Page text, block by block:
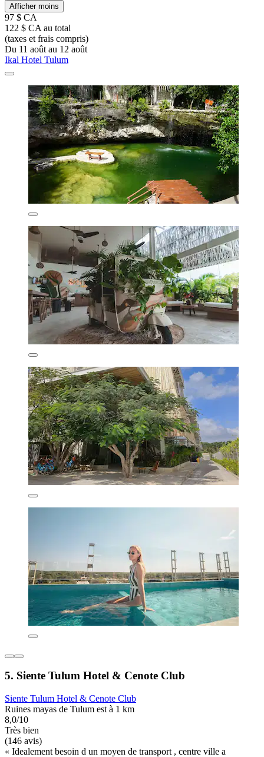
Afficher moins
97 $ CA
122 $ CA au total
(taxes et frais compris)
Du 11 août au 12 août
Ikal Hotel Tulum
5. Siente Tulum Hotel & Cenote Club
Siente Tulum Hotel & Cenote Club
Ruines mayas de Tulum est à 1 km
8,0/10
Très bien
(146 avis)
« Idealement besoin d un moyen de transport , centre ville a